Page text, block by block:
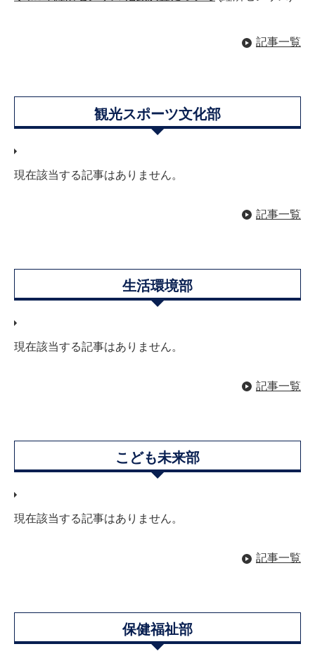
記事一覧
観光スポーツ文化部
現在該当する記事はありません。
記事一覧
生活環境部
現在該当する記事はありません。
記事一覧
こども未来部
現在該当する記事はありません。
記事一覧
保健福祉部